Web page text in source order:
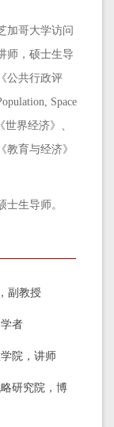
加哥大学访问
师，硕士生导
公共行政评
Space
界经济》、
教育与经济》
生导师。
副教授
者
院，讲师
研究院，博